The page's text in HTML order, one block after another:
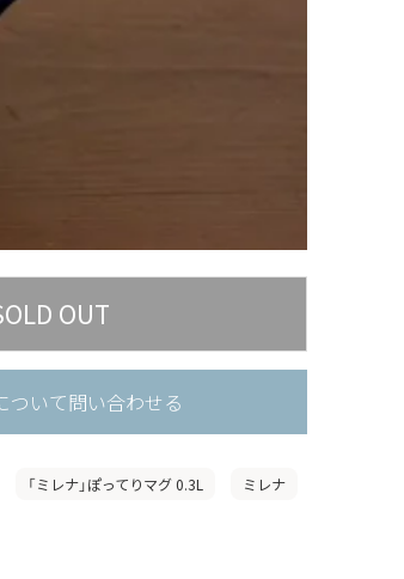
ついて問い合わせる
「ミレナ」ぽってりマグ 0.3L ミレナ